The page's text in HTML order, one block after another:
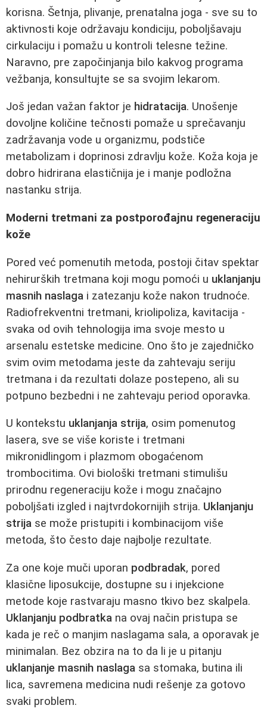
korisna. Šetnja, plivanje, prenatalna joga - sve su to
aktivnosti koje održavaju kondiciju, poboljšavaju
cirkulaciju i pomažu u kontroli telesne težine.
Naravno, pre započinjanja bilo kakvog programa
vežbanja, konsultujte se sa svojim lekarom.
Još jedan važan faktor je hidratacija. Unošenje
dovoljne količine tečnosti pomaže u sprečavanju
zadržavanja vode u organizmu, podstiče
metabolizam i doprinosi zdravlju kože. Koža koja je
dobro hidrirana elastičnija je i manje podložna
nastanku strija.
Moderni tretmani za postporođajnu regeneraciju
kože
Pored već pomenutih metoda, postoji čitav spektar
nehirurških tretmana koji mogu pomoći u uklanjanju
masnih naslaga i zatezanju kože nakon trudnoće.
Radiofrekventni tretmani, kriolipoliza, kavitacija -
svaka od ovih tehnologija ima svoje mesto u
arsenalu estetske medicine. Ono što je zajedničko
svim ovim metodama jeste da zahtevaju seriju
tretmana i da rezultati dolaze postepeno, ali su
potpuno bezbedni i ne zahtevaju period oporavka.
U kontekstu uklanjanja strija, osim pomenutog
lasera, sve se više koriste i tretmani
mikronidlingom i plazmom obogaćenom
trombocitima. Ovi biološki tretmani stimulišu
prirodnu regeneraciju kože i mogu značajno
poboljšati izgled i najtvrdokornijih strija. Uklanjanju
strija se može pristupiti i kombinacijom više
metoda, što često daje najbolje rezultate.
Za one koje muči uporan podbradak, pored
klasične liposukcije, dostupne su i injekcione
metode koje rastvaraju masno tkivo bez skalpela.
Uklanjanju podbratka na ovaj način pristupa se
kada je reč o manjim naslagama sala, a oporavak je
minimalan. Bez obzira na to da li je u pitanju
uklanjanje masnih naslaga sa stomaka, butina ili
lica, savremena medicina nudi rešenje za gotovo
svaki problem.